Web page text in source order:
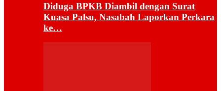
Diduga BPKB Diambil dengan Surat
Kuasa Palsu, Nasabah Laporkan Perkara
ke…